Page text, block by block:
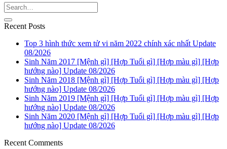
Recent Posts
Top 3 hình thức xem tử vi năm 2022 chính xác nhất Update
08/2026
Sinh Năm 2017 [Mệnh gì] [Hợp Tuổi gì] [Hợp màu gì] [Hợp
hướng nào] Update 08/2026
Sinh Năm 2018 [Mệnh gì] [Hợp Tuổi gì] [Hợp màu gì] [Hợp
hướng nào] Update 08/2026
Sinh Năm 2019 [Mệnh gì] [Hợp Tuổi gì] [Hợp màu gì] [Hợp
hướng nào] Update 08/2026
Sinh Năm 2020 [Mệnh gì] [Hợp Tuổi gì] [Hợp màu gì] [Hợp
hướng nào] Update 08/2026
Recent Comments